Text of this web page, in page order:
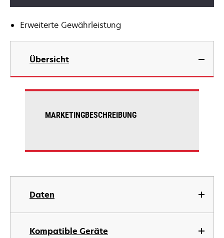
Erweiterte Gewährleistung
Übersicht
Daten
Kompatible Geräte
MARKETINGBESCHREIBUNG